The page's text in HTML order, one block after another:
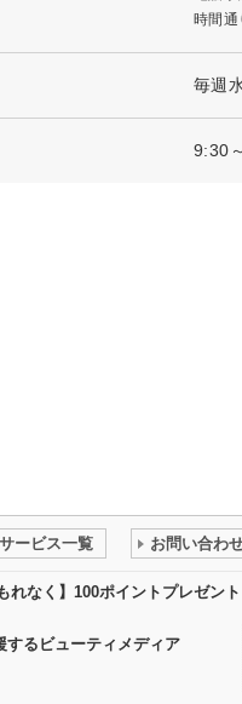
時間通
毎週
9:30
サービス一覧 お問い合わ
もれなく】100ポイントプレゼ
するビューティメディア